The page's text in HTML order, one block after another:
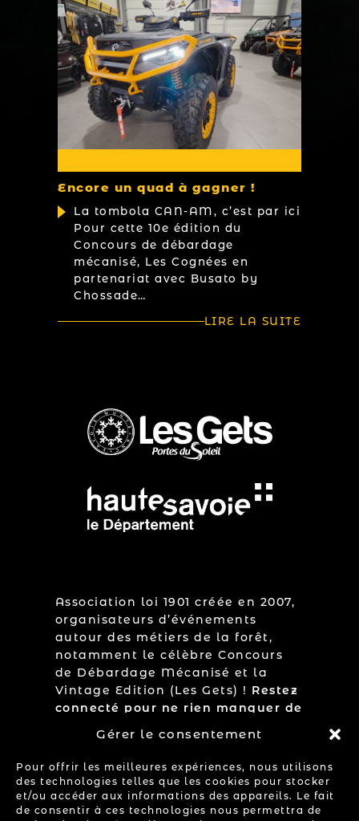
Gérer le consentement
Pour offrir les meilleures expériences, nous utilisons
des technologies telles que les cookies pour stocker
et/ou accéder aux informations des appareils. Le fait
de consentir à ces technologies nous permettra de
Encore un quad à gagner !
La tombola CAN-AM, c’est par ici
Pour cette 10e édition du
Concours de débardage
mécanisé, Les Cognées en
partenariat avec Busato by
Chossade…
LIRE LA SUITE
Association loi 1901 créée en 2007,
organisateurs d’événements
autour des métiers de la forêt,
notamment le célèbre Concours
de Débardage Mécanisé et la
Vintage Edition (Les Gets) ! Restez
connecté pour ne rien manquer de
Facebook InstagramYouTube